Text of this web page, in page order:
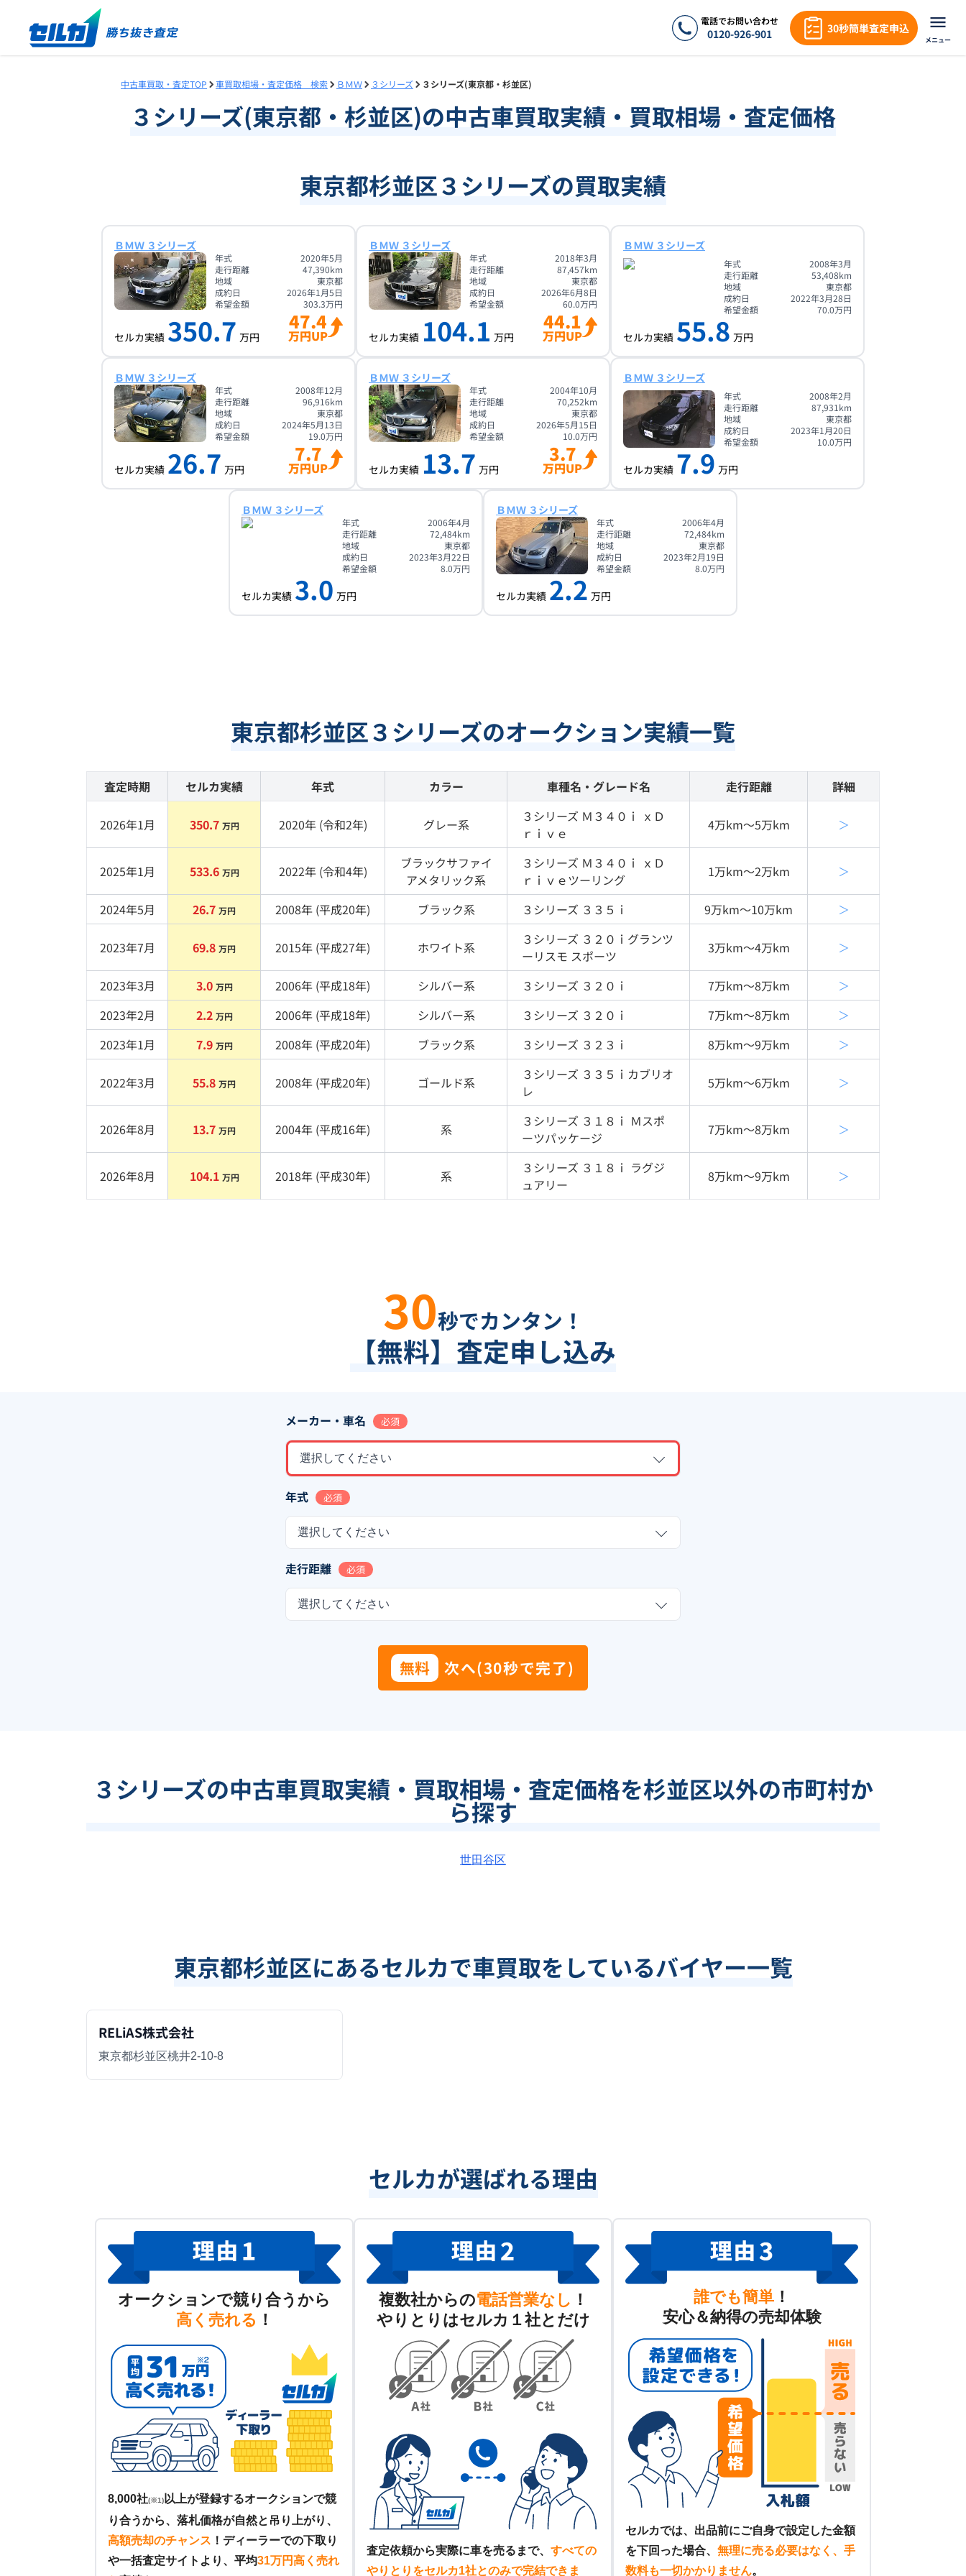
電話でお問い合わせ
0120-926-901 30秒簡単査定申込
メニュー
中古車買取・査定TOP 車買取相場・査定価格 検索 ＢＭＷ ３シリーズ ３シリーズ(東京都・杉並区)
３シリーズ(東京都 ・ 杉並区)の中古車買取実績・買取相場・査定価格
東京都杉並区３シリーズの買取実績
ＢＭＷ ３シリーズ
年式
2020年5月
走行距離
47,390km
地域
東京都
成約日
2026年1月5日
希望金額
303.3万円
セルカ実績 350.7 万円
47.4
万円UP
ＢＭＷ ３シリーズ
年式
2018年3月
走行距離
87,457km
地域
東京都
成約日
2026年6月8日
希望金額
60.0万円
セルカ実績 104.1 万円
44.1
万円UP
ＢＭＷ ３シリーズ
年式
2008年3月
走行距離
53,408km
地域
東京都
成約日
2022年3月28日
希望金額
70.0万円
セルカ実績 55.8 万円
ＢＭＷ ３シリーズ
年式
2008年12月
走行距離
96,916km
地域
東京都
成約日
2024年5月13日
希望金額
19.0万円
セルカ実績 26.7 万円
7.7
万円UP
ＢＭＷ ３シリーズ
年式
2004年10月
走行距離
70,252km
地域
東京都
成約日
2026年5月15日
希望金額
10.0万円
セルカ実績 13.7 万円
3.7
万円UP
ＢＭＷ ３シリーズ
年式
2008年2月
走行距離
87,931 km
地域
東京都
成約日
2023年1月20日
希望金額
10.0万円
セルカ実績 7.9 万円
ＢＭＷ ３シリーズ
年式
2006年4月
走行距離
72,484km
地域
東京都
成約日
2023年3月22日
希望金額
8.0万円
セルカ実績 3.0 万円
ＢＭＷ ３シリーズ
年式
2006年4月
走行距離
72,484km
地域
東京都
成約日
2023年2月19日
希望金額
8.0万円
セルカ実績 2.2 万円
東京都杉並区３シリーズのオークション実績一覧
査定時期 セルカ実績 年式 カラー 車種名・グレード名 走行距離 詳細
2026年1月 350.7 万円 2020年 (令和2年) グレー系 ３シリーズ Ｍ３４０ｉ ｘＤ
ｒｉｖｅ
4万km〜5万km ＞
2025年1月 533.6 万円 2022年 (令和4年)
ブラックサファイ
アメタリック系
３シリーズ Ｍ３４０ｉ ｘＤ
ｒｉｖｅツーリング
1万km〜2万km ＞
2024年5月 26.7 万円 2008年 (平成20年) ブラック系 ３シリーズ ３３５ｉ 9万km〜10万km ＞
2023年7月 69.8 万円 2015年 (平成27年) ホワイト系 ３シリーズ ３２０ｉグランツ
ーリスモ スポーツ
3万km〜4万km ＞
2023年3月 3.0 万円 2006年 (平成18年) シルバー系 ３シリーズ ３２０ｉ 7万km〜8万km
＞
2023年2月
2.2 万円 2006年 (平成18年) シルバー系 ３シリーズ ３２０ｉ 7万km〜8万km
＞
2023年1月
7.9 万円 2008年 (平成20年) ブラック系 ３シリーズ ３２３ｉ 8万km〜9万km ＞
2022年3月 55.8 万円 2008年 (平成20年) ゴールド系 ３シリーズ ３３５ｉカブリオ
レ
5万km〜6万km ＞
2026年8月 13.7 万円 2004年 (平成16年) 系 ３シリーズ ３１８ｉ Ｍスポ
ーツパッケージ
7万km〜8万km ＞
2026年8月 104.1 万円 2018年 (平成30年) 系 ３シリーズ ３１８ｉ ラグジ
ュアリー
8万km〜9万km ＞
30秒でカンタン！
【無料】査定申し込み
メーカー・車名 必須
選択してください
年式 必須
選択してください
走行距離 必須
選択してください
無料 次へ(30秒で完了)
３シリーズの中古車買取実績・買取相場・査定価格を杉並区以外の市町村か
ら探す
世田谷区
東京都杉並区にあるセルカで車買取をしているバイヤー一覧
RELiAS株式会社
東京都杉並区桃井2-10-8
セルカが選ばれる理由
オークションで競り合うから
高く売れる ！
8,000社(※1) 以上が登録するオークションで競
り合うから、落札価格が自然と吊り上がり、
高額売却のチャンス ！ ディーラーでの下取り
や一括査定サイトより、平均31万円高く売れ
複数社からの電話営業なし ！
やりとりはセルカ１社とだけ
査定依頼から実際に車を売るまで、 すべての
やりとりをセルカ1社とのみで完結できま
誰でも簡単 ！
安心＆納得の売却体験
セルカでは、出品前にご自身で設定した金額
を下回った場合、 無理に売る必要はなく、手
数料も一切かかりません。